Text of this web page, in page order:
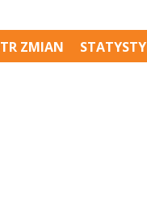
ZMIAN